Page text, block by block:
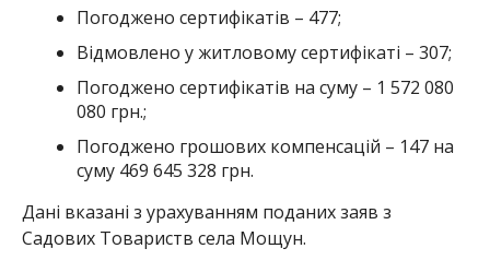
Погоджено сертифікатів – 477;
Відмовлено у житловому сертифікаті – 307;
Погоджено сертифікатів на суму – 1 572 080
080 грн.;
Погоджено грошових компенсацій – 147 на
суму 469 645 328 грн.
Дані вказані з урахуванням поданих заяв з
Садових Товариств села Мощун.